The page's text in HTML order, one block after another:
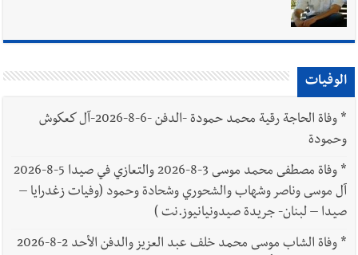
الوفيات
*
وفاة الحاجة رقية محمد حمودة -الدفن -6-8-2026-آل كعكوش
وحمودة
*
وفاة مصطفى محمد موسى 3-8-2026 والتعازي في صيدا 5-8-2026
آل موسى وناصر وشهاب والشحوري وشحادة وحمود (وفيات زغدرايا –
صيدا – لبنان- جريدة صيدونيانيوز.نت )
*
وفاة الشاب موسى محمد خلف عبد العزيز والدفن الأحد 2-8-2026